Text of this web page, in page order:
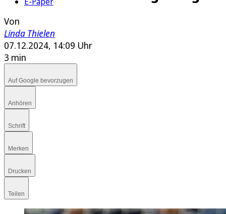
Von
Linda Thielen
07.12.2024, 14:09 Uhr
3 min
Auf Google bevorzugen
Anhören
Schrift
Merken
Drucken
Teilen